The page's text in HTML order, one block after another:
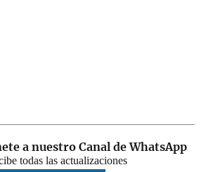
a nuestro Canal de WhatsApp
todas las actualizaciones